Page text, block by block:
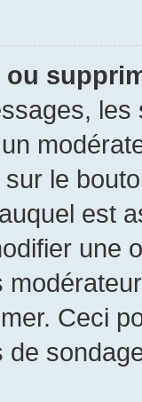
sur le
est
une
Ceci
de